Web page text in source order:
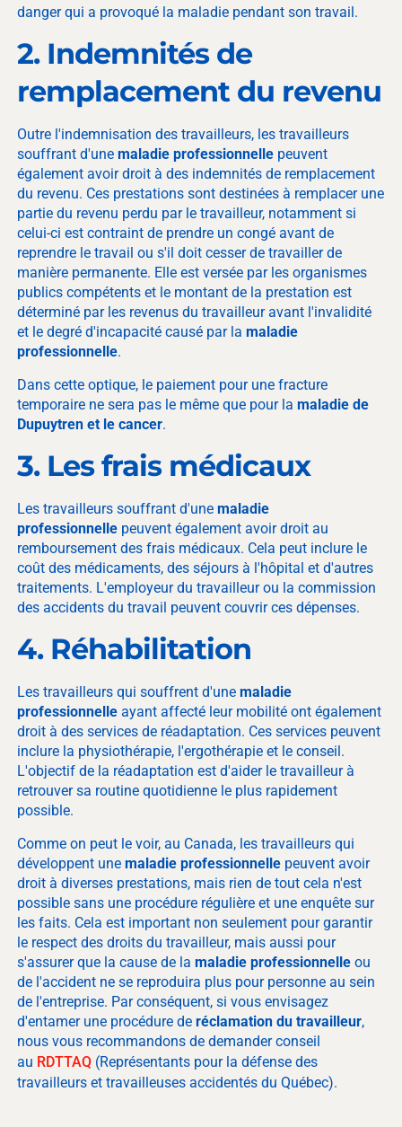
danger qui a provoqué la maladie pendant son travail.
2. Indemnités de
remplacement du revenu
Outre l'indemnisation des travailleurs, les travailleurs
souffrant d'unemaladie professionnelle peuvent
également avoir droit à des indemnités de remplacement
du revenu. Ces prestations sont destinées à remplacer une
partie du revenu perdu par le travailleur, notamment si
celui-ci est contraint de prendre un congé avant de
reprendre le travail ou s'il doit cesser de travailler de
manière permanente. Elle est versée par les organismes
publics compétents et le montant de la prestation est
déterminé par les revenus du travailleur avant l'invalidité
et le degré d'incapacité causé par lamaladie
professionnelle.
Dans cette optique, le paiement pour une fracture
temporaire ne sera pas le même que pour lamaladie de
Dupuytren et le cancer.
3. Les frais médicaux
Les travailleurs souffrant d'unemaladie
professionnelle peuvent également avoir droit au
remboursement des frais médicaux. Cela peut inclure le
coût des médicaments, des séjours à l'hôpital et d'autres
traitements. L'employeur du travailleur ou la commission
des accidents du travail peuvent couvrir ces dépenses.
4. Réhabilitation
Les travailleurs qui souffrent d'unemaladie
professionnelle ayant affecté leur mobilité ont également
droit à des services de réadaptation. Ces services peuvent
inclure la physiothérapie, l'ergothérapie et le conseil.
L'objectif de la réadaptation est d'aider le travailleur à
retrouver sa routine quotidienne le plus rapidement
possible.
Comme on peut le voir, au Canada, les travailleurs qui
développent unemaladie professionnelle peuvent avoir
droit à diverses prestations, mais rien de tout cela n'est
possible sans une procédure régulière et une enquête sur
les faits. Cela est important non seulement pour garantir
le respect des droits du travailleur, mais aussi pour
s'assurer que la cause de lamaladie professionnelle ou
de l'accident ne se reproduira plus pour personne au sein
de l'entreprise. Par conséquent, si vous envisagez
d'entamer une procédure deréclamation du travailleur,
nous vous recommandons de demander conseil
au RDTTAQ (Représentants pour la défense des
travailleurs et travailleuses accidentés du Québec).